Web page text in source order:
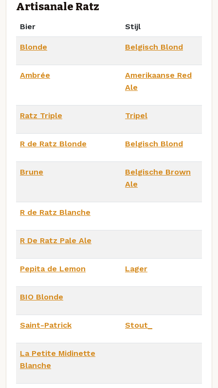
Artisanale Ratz
Bier Stijl
Blonde Belgisch Blond
Ambrée
Amerikaanse Red
Ale
Ratz Triple Tripel
R de Ratz Blonde Belgisch Blond
Brune
Belgische Brown
Ale
R de Ratz Blanche
R De Ratz Pale Ale
Pepita de Lemon Lager
BIO Blonde
Saint-Patrick Stout_
La Petite Midinette
Blanche